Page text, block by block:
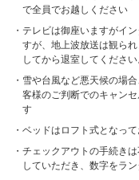
で全員でお越しください
テレビは御座いますがイ
すが、地上波放送は観ら
してから退室してください
雪や台風など悪天候の場
客様のご判断でのキャン
す
ベッドはロフト式となっ
チェックアウトの手続き
していただき、数字をラ